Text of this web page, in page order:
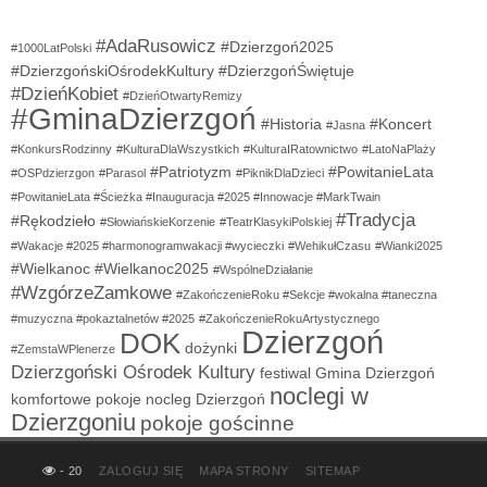
#1000LatPolski #AdaRusowicz #Dzierzgoń2025
#DzierzgońskiOśrodekKultury #DzierzgońŚwiętuje
#DzieńKobiet #DzieńOtwartyRemizy
#GminaDzierzgoń #Historia #Jasna #Koncert
#KonkursRodzinny #KulturaDlaWszystkich #KulturaIRatownictwo #LatoNaPlaży
#OSPdzierzgon #Parasol #Patriotyzm #PiknikDlaDzieci #PowitanieLata
#PowitanieLata #Ścieżka #Inauguracja #2025 #Innowacje #MarkTwain
#Rękodzieło #SłowiańskieKorzenie #TeatrKlasykiPolskiej #Tradycja
#Wakacje #2025 #harmonogramwakacji #wycieczki #WehikułCzasu #Wianki2025
#Wielkanoc #Wielkanoc2025 #WspólneDziałanie
#WzgórzeZamkowe #ZakończenieRoku #Sekcje #wokalna #taneczna
#muzyczna #pokaztalnetów #2025 #ZakończenieRokuArtystycznego
#ZemstaWPlenerze DOK dożynki Dzierzgoń
Dzierzgoński Ośrodek Kultury festiwal Gmina Dzierzgoń
komfortowe pokoje nocleg Dzierzgoń noclegi w
Dzierzgoniu pokoje gościnne
- 20 ZALOGUJ SIĘ MAPA STRONY SITEMAP